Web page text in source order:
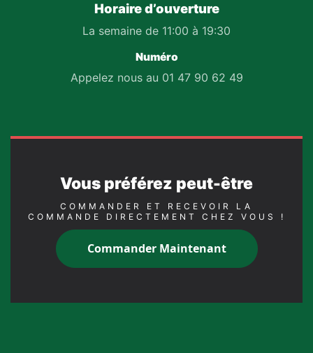
Horaire d’ouverture
La semaine de 11:00 à 19:30
Numéro
Appelez nous au 01 47 90 62 49
Vous préférez peut-être
COMMANDER ET RECEVOIR LA
COMMANDE DIRECTEMENT CHEZ VOUS !
Commander Maintenant